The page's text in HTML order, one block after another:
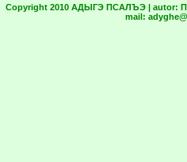
Copyright 2010 АДЫГЭ ПСАЛЪЭ | autor:
mail: